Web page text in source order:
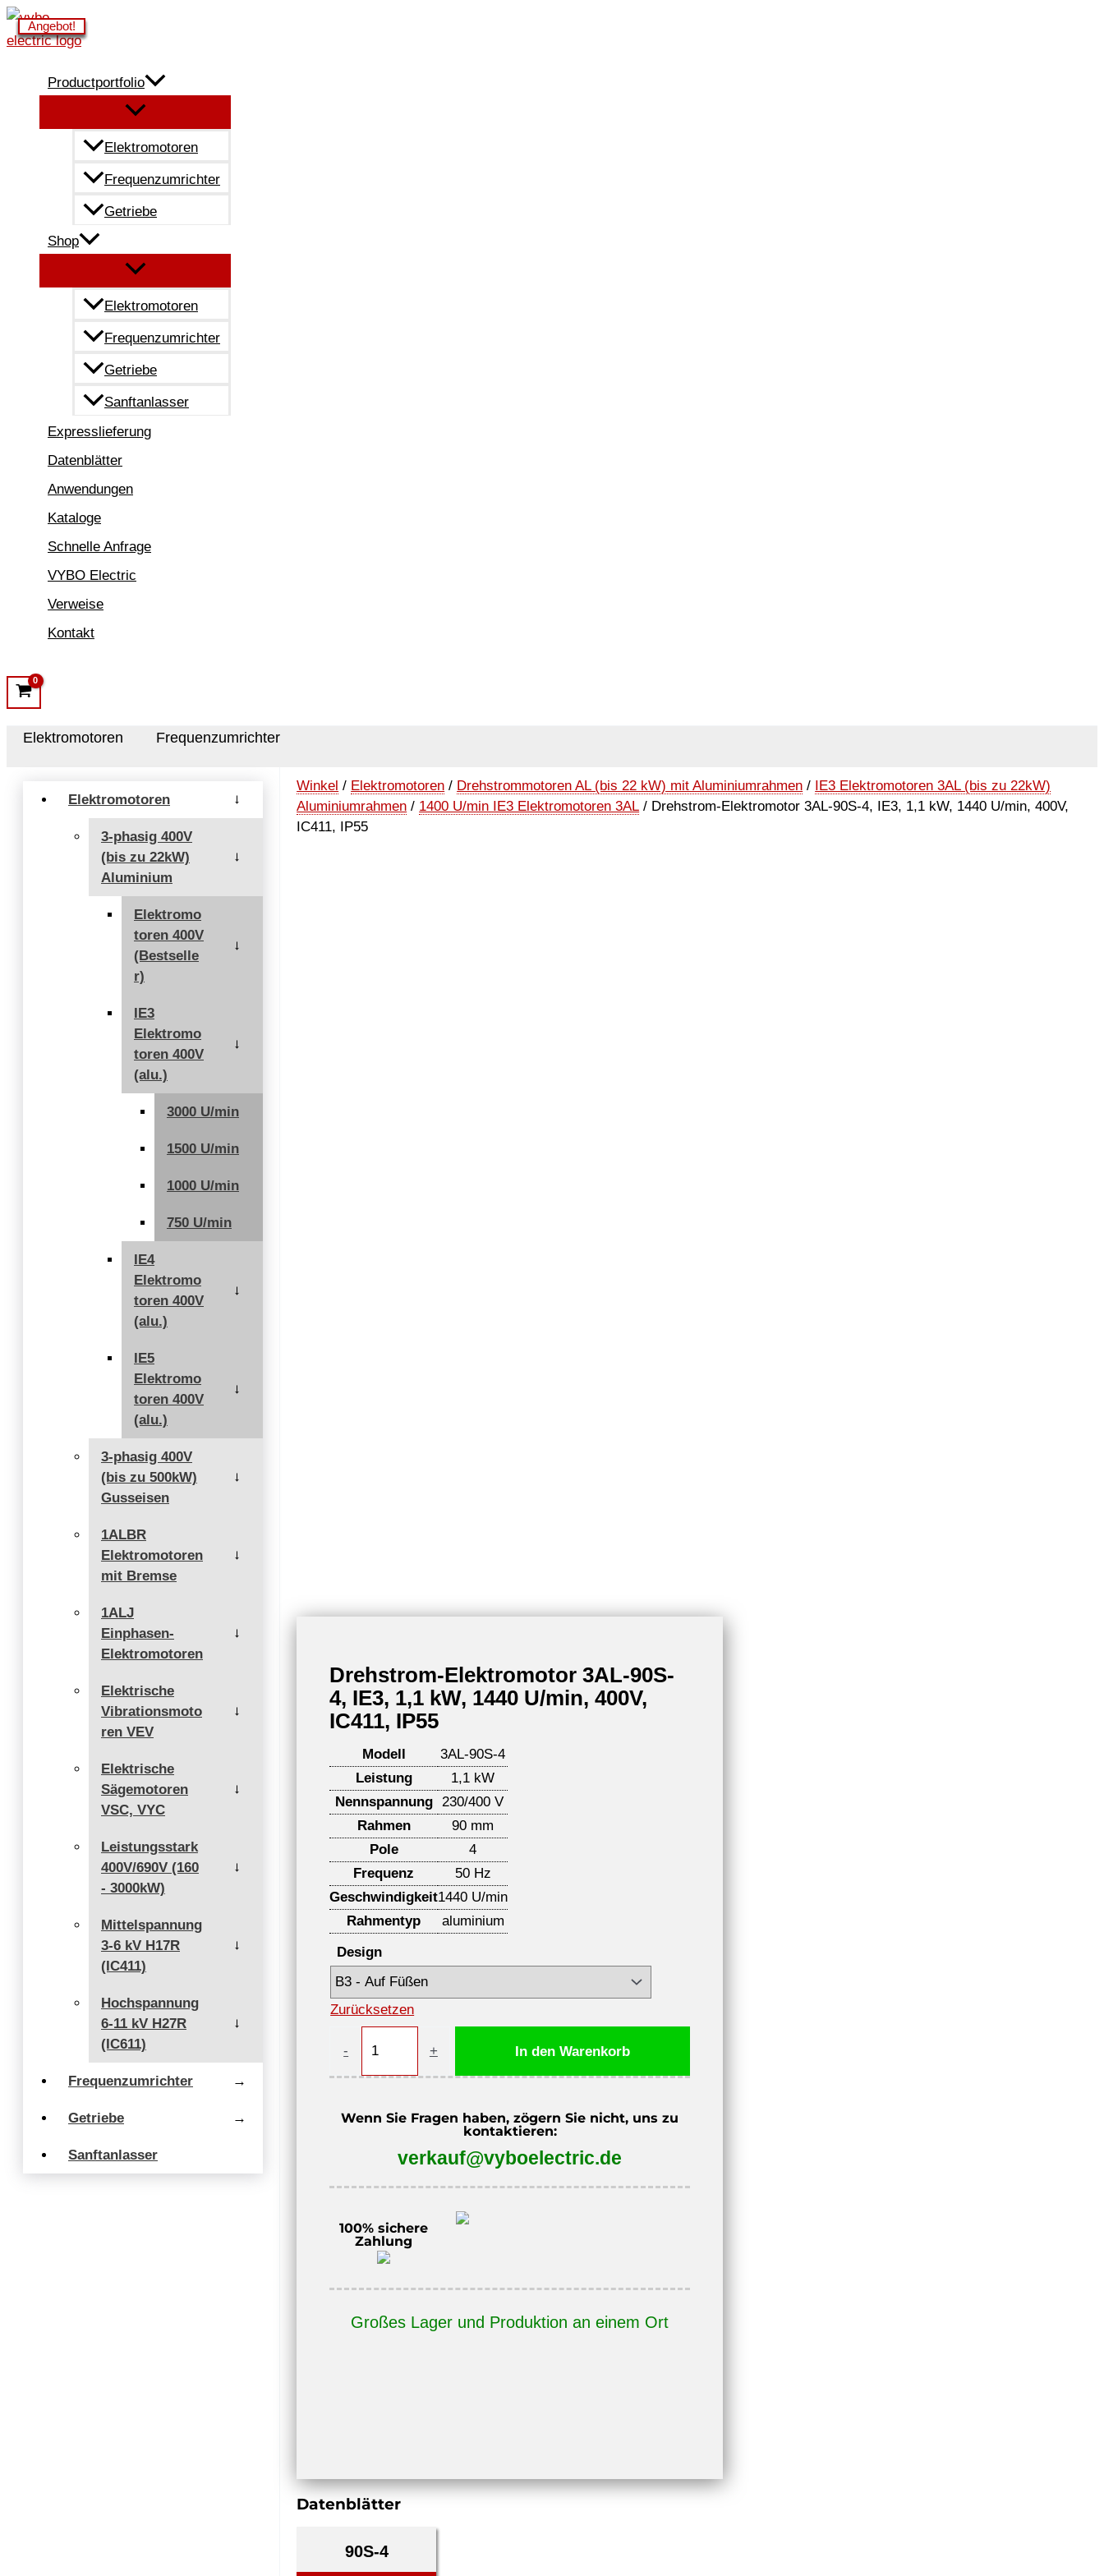
Zum
Inhalt
Productportfolio
Elektromotoren
Frequenzumrichter
Getriebe
Shop
Elektromotoren
Frequenzumrichter
Getriebe
Sanftanlasser
Expresslieferung
Datenblätter
Anwendungen
Kataloge
Schnelle Anfrage
VYBO Electric
Verweise
Kontakt
Elektromotoren Frequenzumrichter
Elektromotoren →
3-phasig 400V
(bis zu 22kW)
Aluminium
→
Elektromo
toren 400V
(Bestselle
r)
→
IE3
Elektromo
toren 400V
(alu.)
→
3000 U/min
1500 U/min
1000 U/min
750 U/min
IE4
Elektromo
toren 400V
(alu.)
→
IE5
Elektromo
toren 400V
(alu.)
→
3-phasig 400V
(bis zu 500kW)
Gusseisen
→
1ALBR
Elektromotoren
mit Bremse
→
1ALJ
Einphasen-
Elektromotoren
→
Elektrische
Vibrationsmoto
ren VEV
→
Elektrische
Sägemotoren
VSC, VYC
→
Leistungsstark
400V/690V (160
- 3000kW)
→
Mittelspannung
3-6 kV H17R
(IC411)
→
Hochspannung
6-11 kV H27R
(IC611)
→
Frequenzumrichter →
Getriebe →
Sanftanlasser
Winkel / Elektromotoren / Drehstrommotoren AL (bis 22 kW) mit Aluminiumrahmen / IE3 Elektromotoren 3AL (bis zu 22kW)
Aluminiumrahmen / 1400 U/min IE3 Elektromotoren 3AL / Drehstrom-Elektromotor 3AL-90S-4, IE3, 1,1 kW, 1440 U/min, 400V,
IC411, IP55
Drehstrom-Elektromotor 3AL-90S-
4, IE3, 1,1 kW, 1440 U/min, 400V,
IC411, IP55
Modell
3AL-90S-4
Leistung
1,1 kW
Nennspannung
230/400 V
Rahmen
90 mm
Pole
4
Frequenz
50 Hz
Geschwindigkeit1440 U/min
Rahmentyp
aluminium
Design
Zurücksetzen
-
Elektromotor
3AL-
1440
U/min,
IC411,
IP55
+ In den Warenkorb
Wenn Sie Fragen haben, zögern Sie nicht, uns zu
kontaktieren:
verkauf@vyboelectric.de
100% sichere
Zahlung
Großes Lager und Produktion an einem Ort
Datenblätter
90S-4
Angebot!
Angebot!
Angebot!
Angebot!
Angebot!
Angebot!